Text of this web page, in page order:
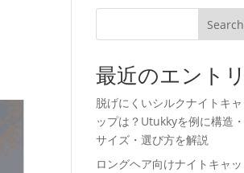
Search
最近のエントリ
脱げにくいシルクナイトキャ
ップは？Utukkyを例に構造・
サイズ・選び方を解説
ロングヘア向けナイトキャッ